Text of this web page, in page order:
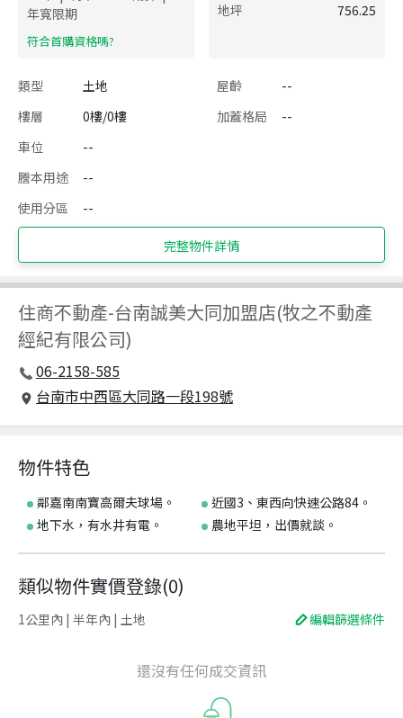
年寬限期
​符合首購資格嗎?
地坪
756.25
類型 土地 屋齡
--
樓層
0樓/0樓 加蓋格局
--
車位
--
謄本用途
--
使用分區
--
完整物件詳情
住商不動產-台南誠美大同加盟店(牧之不動產
經紀有限公司)
06-2158-585
台南市中西區大同路一段198號
物件特色
鄰嘉南南寶高爾夫球場。
近國3、東西向快速公路84。
地下水，有水井有電。
農地平坦，出價就談。
類似物件實價登錄(0)
1公里內 | 半年內 | 土地 編輯篩選條件
還沒有任何成交資訊